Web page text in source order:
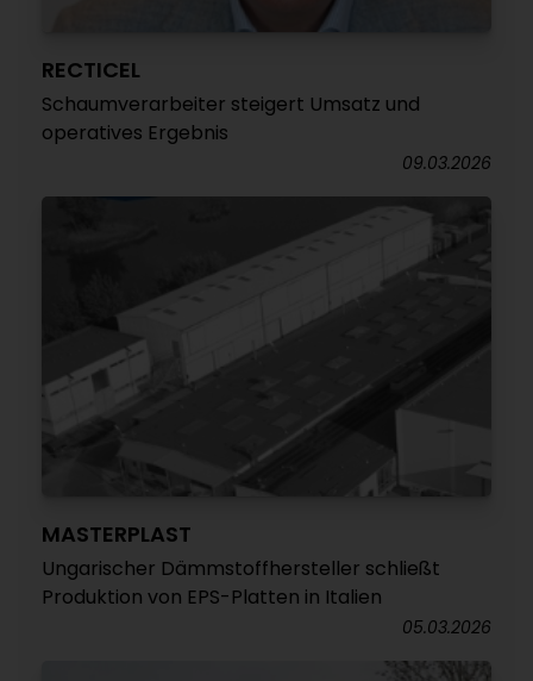
RECTICEL
Schaumverarbeiter steigert Umsatz und
operatives Ergebnis
09.03.2026
MASTERPLAST
Ungarischer Dämmstoffhersteller schließt
Produktion von EPS-Platten in Italien
05.03.2026